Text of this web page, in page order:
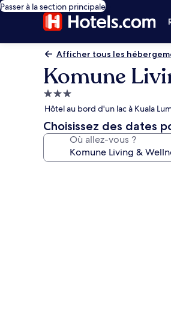
Passer à la section principale
Afficher tous les
Komune
Hébergement
3.0 étoiles
Hôtel au bord d'un lac à Kuala
Choisissez des dates
Où allez-vous ?